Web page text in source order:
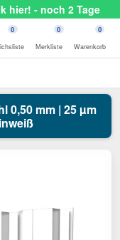
hier! - noch 2 Tage
0 0
Merkliste
0
Warenkorb
0,50 mm | 25 µm